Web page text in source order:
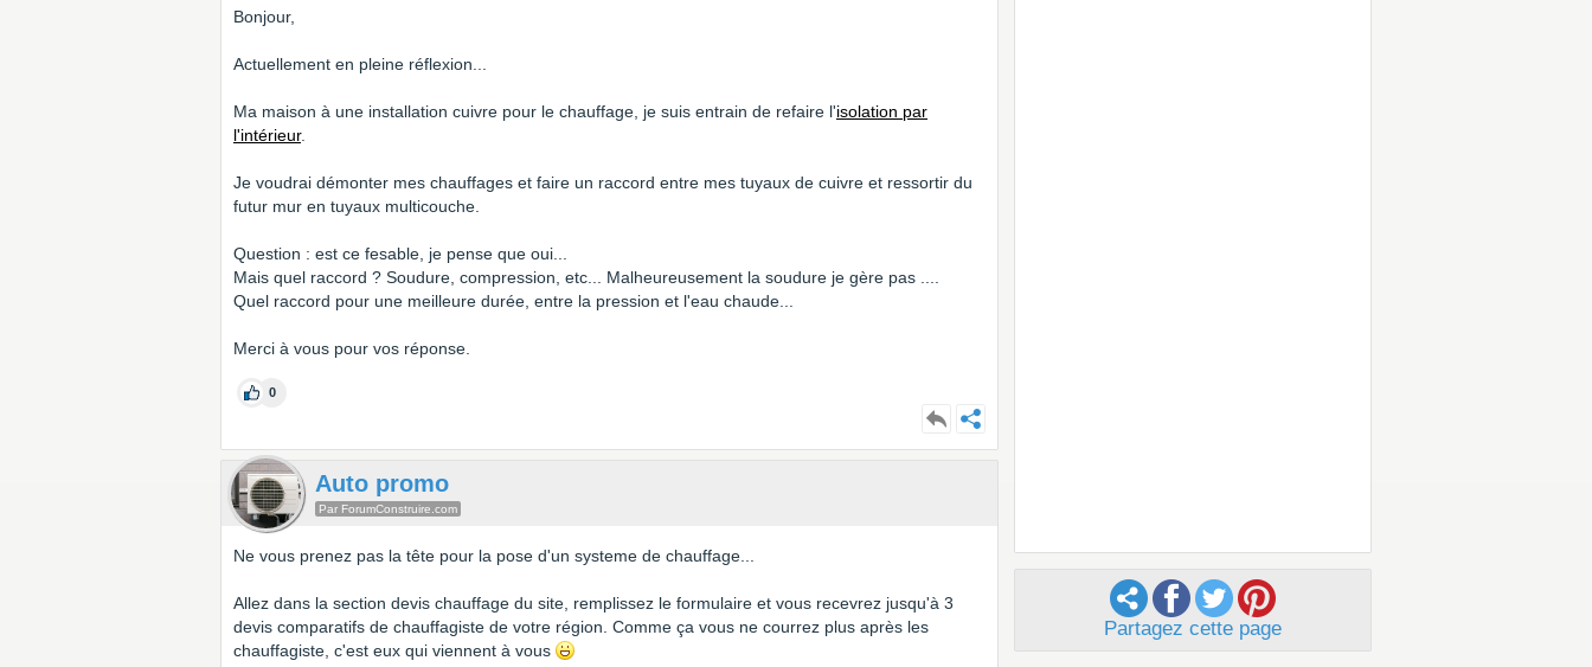
Bonjour,
Actuellement en pleine réflexion...
Ma maison à une installation cuivre pour le chauffage, je suis entrain de refaire l'isolation par
l'intérieur.
Je voudrai démonter mes chauffages et faire un raccord entre mes tuyaux de cuivre et ressortir du
futur mur en tuyaux multicouche.
Question : est ce fesable, je pense que oui...
Mais quel raccord ? Soudure, compression, etc... Malheureusement la soudure je gère pas ....
Quel raccord pour une meilleure durée, entre la pression et l'eau chaude...
Merci à vous pour vos réponse.
0
Auto promo
Par ForumConstruire.com
Ne vous prenez pas la tête pour la pose d'un systeme de chauffage...
Allez dans la section devis chauffage du site, remplissez le formulaire et vous recevrez jusqu'à 3
devis comparatifs de chauffagiste de votre région. Comme ça vous ne courrez plus après les
chauffagiste, c'est eux qui viennent à vous
Partagez cette page